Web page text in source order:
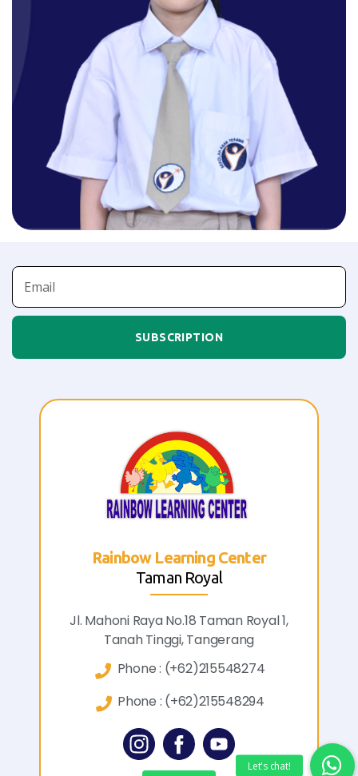
SUBSCRIPTION
Rainbow Learning Center
Taman Royal
Jl. Mahoni Raya No.18 Taman Royal 1,
Tanah Tinggi, Tangerang
Phone : (+62)215548274
Phone : (+62)215548294